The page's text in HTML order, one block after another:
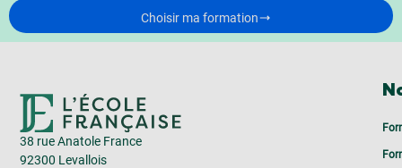
Choisir ma formation
38 rue Anatole France
92300 Levallois